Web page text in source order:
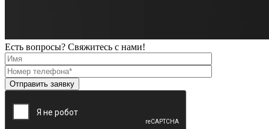
Есть вопросы? Свяжитесь с нами!